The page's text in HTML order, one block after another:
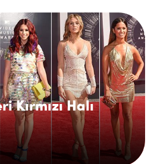
Kırmızı Halı